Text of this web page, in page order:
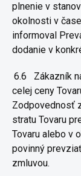
plnenie v
okolnosti v
informoval
dodanie v
6.6
Zákazník
celej ceny
Zodpovednosť
stratu Tovaru
Tovaru alebo v
povinný
zmluvou.